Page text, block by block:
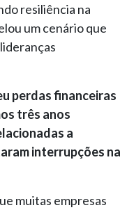
resiliência na
um cenário que
perdas financeiras
três anos
a
interrupções na
muitas empresas